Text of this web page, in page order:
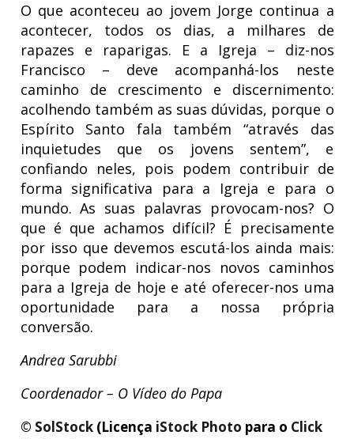
O que aconteceu ao jovem Jorge continua a
acontecer, todos os dias, a milhares de
rapazes e raparigas. E a Igreja – diz-nos
Francisco – deve acompanhá-los neste
caminho de crescimento e discernimento:
acolhendo também as suas dúvidas, porque o
Espírito Santo fala também “através das
inquietudes que os jovens sentem”, e
confiando neles, pois podem contribuir de
forma significativa para a Igreja e para o
mundo. As suas palavras provocam-nos? O
que é que achamos difícil? É precisamente
por isso que devemos escutá-los ainda mais:
porque podem indicar-nos novos caminhos
para a Igreja de hoje e até oferecer-nos uma
oportunidade para a nossa própria
conversão.
Andrea Sarubbi
Coordenador – O Vídeo do Papa
© SolStock (Licença iStock Photo para o Click